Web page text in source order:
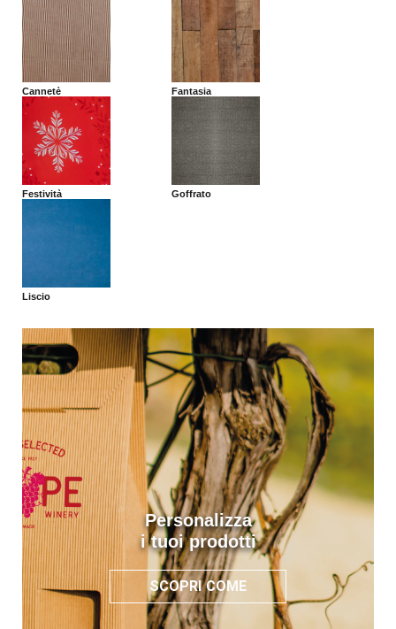
Cannetè Fantasia
Festività Goffrato
Liscio
Personalizza
i tuoi prodotti
SCOPRI COME